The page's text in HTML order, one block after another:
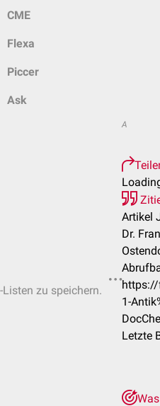
CME
Flexa
Piccer
Ask
zu speichern.
A
Artikel
Dr.
1-
Letzte